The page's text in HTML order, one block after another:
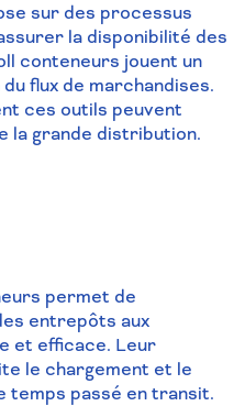
sur des processus
la disponibilité des
conteneurs jouent un
flux de marchandises.
ces outils peuvent
la grande distribution.
permet de
entrepôts aux
et efficace. Leur
le chargement et le
temps passé en transit.